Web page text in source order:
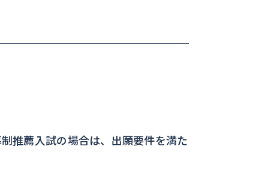
推薦入試の場合は、出願要件を満た